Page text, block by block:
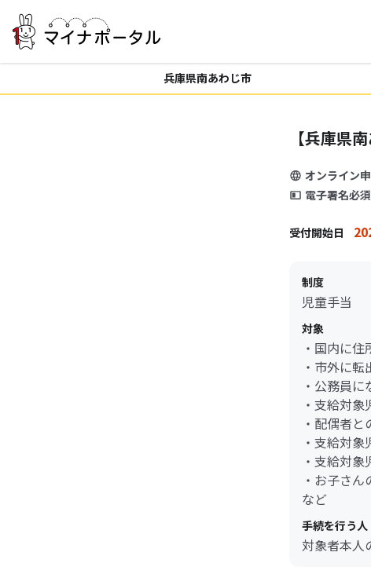
兵庫県南あわじ市
【兵庫県
オンライン
電子署名必須
受付開始日
制度
児童手当
対象
・国内に
・市外に転
・公務員に
・支給対
・配偶者
・支給対
・支給対
・お子さ
など
手続を行う人
対象者本人